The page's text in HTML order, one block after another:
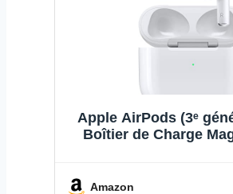
Apple AirPods (3ᵉ
Boîtier de Charge
Amazon